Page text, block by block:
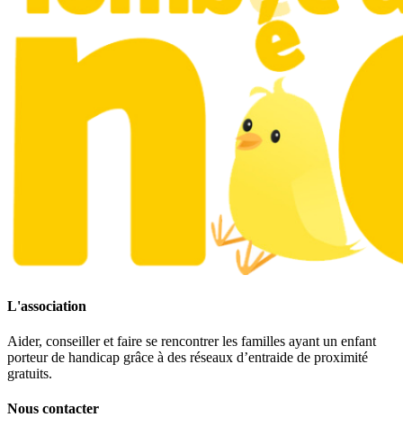
L'association
Aider, conseiller et faire se rencontrer les familles ayant un enfant
porteur de handicap grâce à des réseaux d’entraide de proximité
gratuits.
Nous contacter